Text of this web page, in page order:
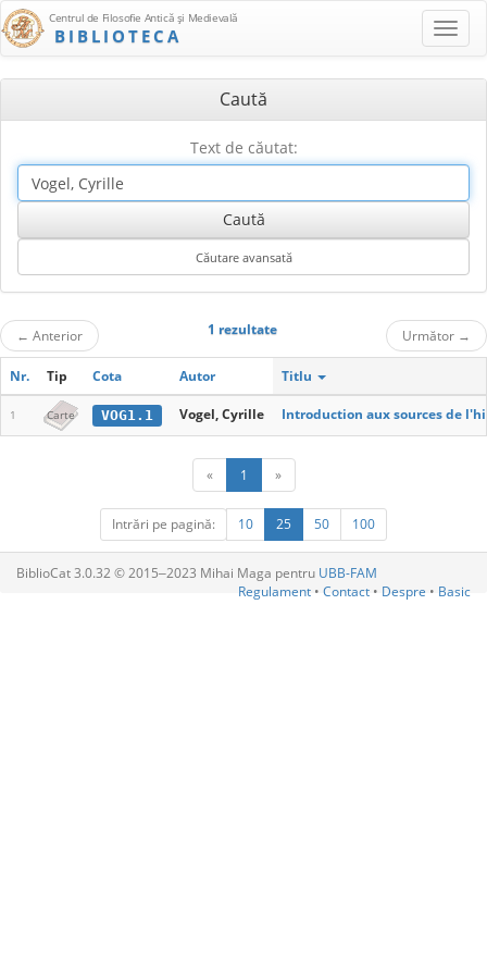
Centrul de Filosofie Antică şi Medievală
BIBLIOTECA
Caută
Text de căutat:
← Anterior 1 rezultate Următor →
Nr. Tip Cota Autor Titlu
1 Carte VOG1.1 Vogel, Cyrille Introduction aux sources de
« 1 »
Intrări pe pagină: 10 25 50 100
BiblioCat 3.0.32 © 2015‒2023 Mihai Maga pentru UBB-FAM
Regulament • Contact • Despre • Basic